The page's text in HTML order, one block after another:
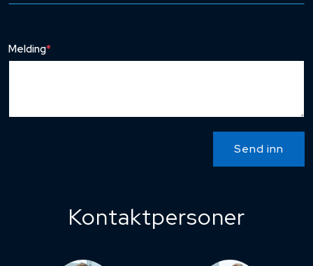
Melding*
Send inn
Kontaktpersoner